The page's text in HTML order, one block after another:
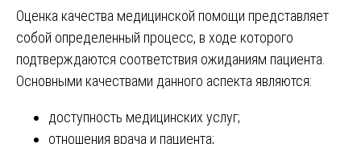
Оценка качества медицинской помощи представляет
собой определенный процесс, в ходе которого
подтверждаются соответствия ожиданиям пациента.
Основными качествами данного аспекта являются:
доступность медицинских услуг;
отношения врача и пациента;